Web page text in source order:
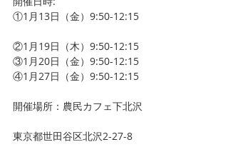
①1月13日（金）9:50-12:15
②1月19日（木）9:50-12:15
③1月20日（金）9:50-12:15
④1月27日（金）9:50-12:15
開催場所：農民カフェ下北沢
東京都世田谷区北沢2-27-8